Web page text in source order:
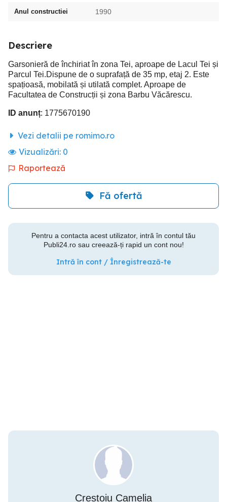
Anul constructiei 1990
Descriere
Garsonieră de închiriat în zona Tei, aproape de Lacul Tei și
Parcul Tei.Dispune de o suprafață de 35 mp, etaj 2. Este
spațioasă, mobilată și utilată complet. Aproape de
Facultatea de Construcții și zona Barbu Văcărescu.
ID anunț: 1775670190
Vezi detalii pe romimo.ro
Vizualizări: 0
Raportează
Fă ofertă
Pentru a contacta acest utilizator, intră în contul tău
Publi24.ro sau creează-ți rapid un cont nou!
Intră în cont / Înregistrează-te
Crestoiu Camelia